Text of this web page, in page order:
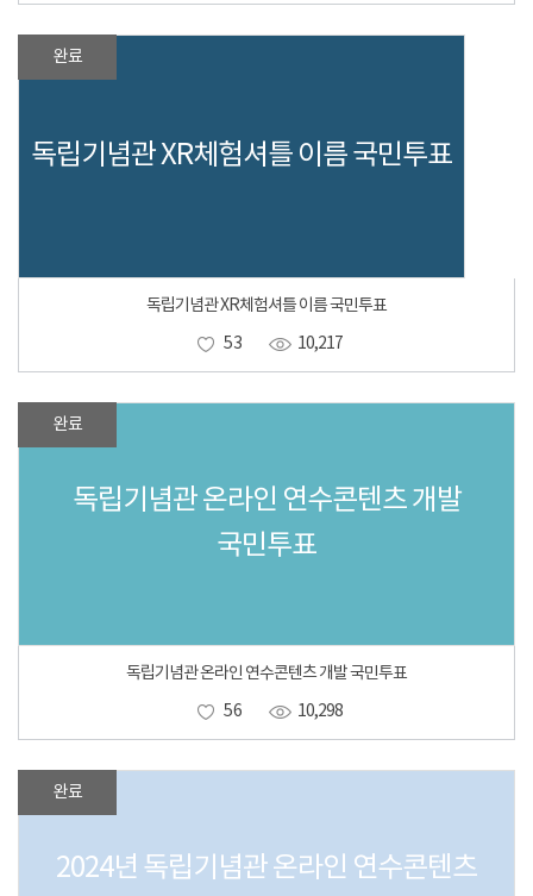
완료
독립기념관 XR체험셔틀 이름 국민투표
독립기념관 XR체험셔틀 이름 국민투표
53
10,217
완료
독립기념관 온라인 연수콘텐츠 개발
국민투표
독립기념관 온라인 연수콘텐츠 개발 국민투표
56
10,298
완료
2024년 독립기념관 온라인 연수콘텐츠